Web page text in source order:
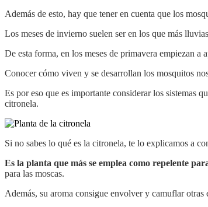
Además de esto, hay que tener en cuenta que los
Los meses de invierno suelen ser en los que más
De esta forma, en los meses de primavera empiezan a
Conocer cómo viven y se desarrollan los mosquitos
Es por eso que es importante considerar los sistemas
citronela.
Si no sabes lo qué es la citronela, te lo explicamos a
Es la planta que más se emplea como repelente
para las moscas.
Además, su aroma consigue envolver y camuflar otras